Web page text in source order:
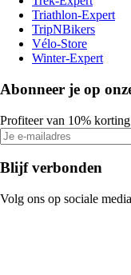
Triathlon-Expert
TripNBikers
Vélo-Store
Winter-Expert
Abonneer je op
Profiteer van 10%
Blijf verbonden
Volg ons op sociale media